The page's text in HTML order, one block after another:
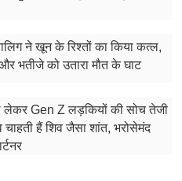
ने खून के रिश्तों का किया कत्ल,
भतीजे को उतारा मौत के घाट
लेकर Gen Z लड़कियों की सोच तेजी
हैं शिव जैसा शांत, भरोसेमंद